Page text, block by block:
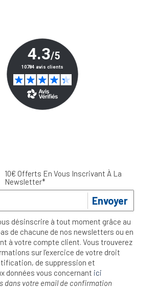
10€ Offerts En Vous Inscrivant À La
Newsletter*
Envoyer
désinscrire à tout moment grâce au
de chacune de nos newsletters ou en
à votre compte client. Vous trouverez
sur l’exercice de votre droit
de suppression et
données vous concernant ici
dans votre email de confirmation